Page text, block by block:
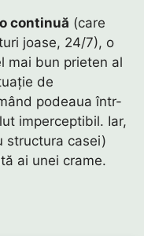
continuă (care
joase, 24/7), o
mai bun prieten al
de
podeaua într-
imperceptibil. Iar,
structura casei)
ai unei crame.